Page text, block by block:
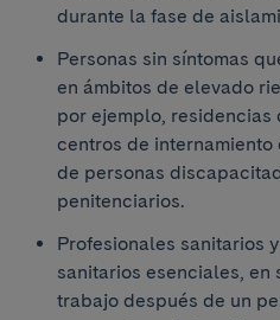
durante la fase de
Personas sin síntomas
en ámbitos de elevado
por ejemplo, residencias
centros de
de personas
penitenciarios.
Profesionales sanitarios
sanitarios esenciales,
trabajo después de un